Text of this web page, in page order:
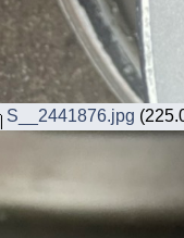
S__2441876.jpg